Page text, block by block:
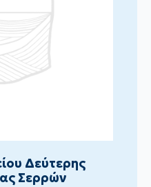
Δεύτερης
Σερρών